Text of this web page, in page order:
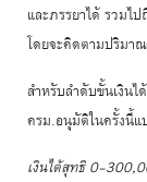
และภรรยาได้ รวม
โดยจะคิดตามปริมา
สำหรับลำดับขั้นเงิน
ครม.อนุมัติในครั้งนี้แ
เงินได้สุทธิ 0-